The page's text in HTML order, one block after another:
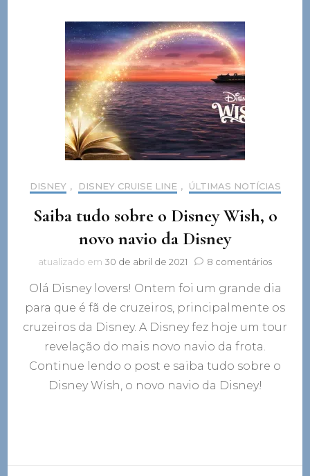
DISNEY , DISNEY CRUISE LINE , ÚLTIMAS NOTÍCIAS
Saiba tudo sobre o Disney Wish, o
novo navio da Disney
atualizado em 30 de abril de 2021 8 comentáriosem
tudo
Disney
novo
Olá Disney lovers! Ontem foi um grande dia
para que é fã de cruzeiros, principalmente os
cruzeiros da Disney. A Disney fez hoje um tour
revelação do mais novo navio da frota.
Continue lendo o post e saiba tudo sobre o
Disney Wish, o novo navio da Disney!